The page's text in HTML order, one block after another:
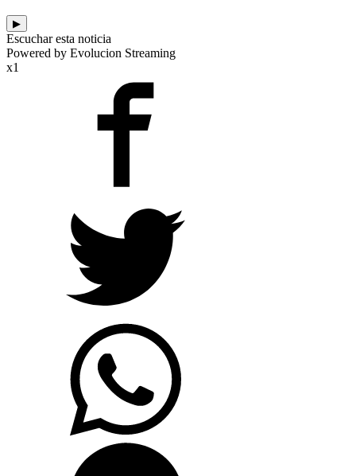
▶
Escuchar esta noticia
Powered by Evolucion Streaming
x1